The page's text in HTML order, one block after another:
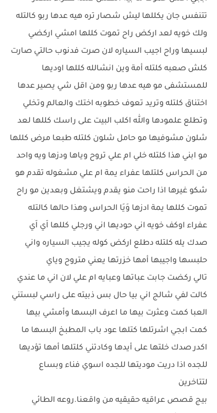
تتنفس جان يكللها ليش شصار تره هيه عدها ربو كالتله
ولك خويه لعد اركض راح تموت كللها امشي اركضي
لبسيها وراح اجيب السياره لان صرت فدنوب حالتي صارت
كلش صعبه كلتله أمة وين انشالله كللها اوديها
للمستشفى مو هيه عدها ربو ومن اقل شي يصير عدها
اختناق كلتله وتريد تعوف خطوبه اختك والعالم وتخلي
وتطلع علمودها والله اكلب البيت على راسك كللها لعد
شلون مشوفيها مو حامل شلون كلتله طبعا مرض كللها
مو ابني هذا كلتله خلي ام علي تروح وياها ودزها ويه واحد
من الحراس كلتلها عفراء يمة ام علي مشغوله تقدم هو
شكو غيرها اذا راحت منو يقدم ويشتغل وبعدين مو راح
تموت كللها يمة ادزها وَيَا الحراس وهذا حالها كالتله
عفراء اوكف خويه اني حوديها اني ورجلي كللها اَي اَي
صدك يله كلتله دطلع اركض كوله يجيب السياره واني
حلبسها واجيبها أمها خزرتها يعني متروح وياي
تالي ركضت جابت عباتها وعبايه ام علي لان اني ما عندي
كالت لفي شالج اني بيا حال بس ذبيته على راسي لبستني
العبا كمت وعثرت بيها ما اعرف البسها وأمشي بيها
كمت ابجي اشرتلها كتلها عود باب المطبخ البسها ما
اكدر صدك خلتها على أيدها وكادتني كلتلها أمها تؤديها
للجده اذا دريت موديتها للجده اسوي فناء وبساع
لتتاخرين
بيج قصص عراقيه حقيقيه من واقعنا.روعه الطائي